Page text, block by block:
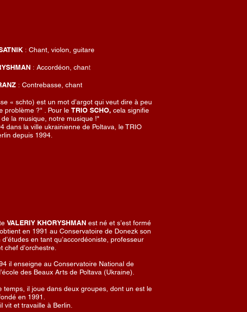
: Chant, violon, guitare
: Accordéon, chant
: Contrebasse, chant
« schto) est un mot d’argot qui veut dire à peu
problème ?" . Pour le TRIO SCHO, cela signifie
la musique, notre musique !"
dans la ville ukrainienne de Poltava, le TRIO
depuis 1994.
VALERIY KHORYSHMAN est né et s’est formé
en 1991 au Conservatoire de Donezk son
en tant qu’accordéoniste, professeur
chef d’orchestre.
il enseigne au Conservatoire National de
des Beaux Arts de Poltava (Ukraine).
temps, il joue dans deux groupes, dont un est le
en 1991.
vit et travaille à Berlin.